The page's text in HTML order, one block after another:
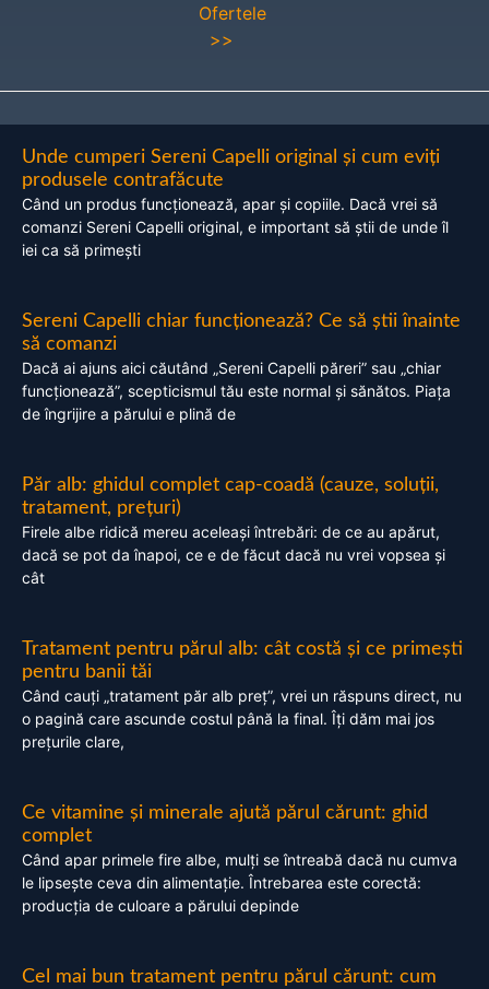
Ofertele
>>
Unde cumperi Sereni Capelli original și cum eviți
produsele contrafăcute
Când un produs funcționează, apar și copiile. Dacă vrei să
comanzi Sereni Capelli original, e important să știi de unde îl
iei ca să primești
Sereni Capelli chiar funcționează? Ce să știi înainte
să comanzi
Dacă ai ajuns aici căutând „Sereni Capelli păreri” sau „chiar
funcționează”, scepticismul tău este normal și sănătos. Piața
de îngrijire a părului e plină de
Păr alb: ghidul complet cap-coadă (cauze, soluții,
tratament, prețuri)
Firele albe ridică mereu aceleași întrebări: de ce au apărut,
dacă se pot da înapoi, ce e de făcut dacă nu vrei vopsea și
cât
Tratament pentru părul alb: cât costă și ce primești
pentru banii tăi
Când cauți „tratament păr alb preț”, vrei un răspuns direct, nu
o pagină care ascunde costul până la final. Îți dăm mai jos
prețurile clare,
Ce vitamine și minerale ajută părul cărunt: ghid
complet
Când apar primele fire albe, mulți se întreabă dacă nu cumva
le lipsește ceva din alimentație. Întrebarea este corectă:
producția de culoare a părului depinde
Cel mai bun tratament pentru părul cărunt: cum